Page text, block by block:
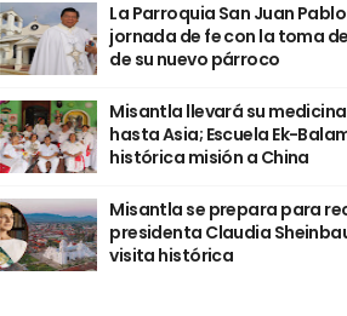
La Parroquia San Juan
jornada de fe con la toma
de su nuevo párroco
Misantla llevará su
hasta Asia; Escuela Ek-
histórica misión a China
Misantla se prepara para
presidenta Claudia
visita histórica